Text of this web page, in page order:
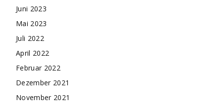
Juni 2023
Mai 2023
Juli 2022
April 2022
Februar 2022
Dezember 2021
November 2021